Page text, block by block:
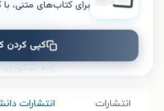
اسماعیل
یداللهی،زهرا
زاده اشکوری،
انتشارات انتشارات
برای کتاب‌های متنی، با
کپی کردن